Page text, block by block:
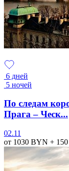
6 дней
5 ночей
По следам
Прага – Ческ...
02.11
от 1030 BYN + 150